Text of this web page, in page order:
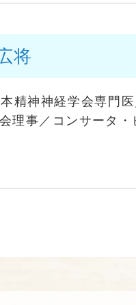
将
精神神経学会専門
理事／コンサータ・